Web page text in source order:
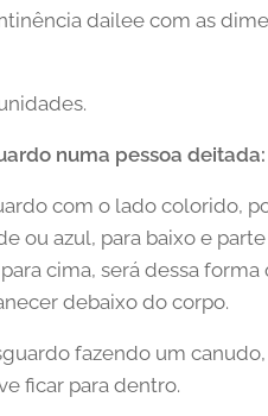
dailee com as
numa pessoa deitada:
com o lado colorido,
ou azul, para baixo e parte
cima, será dessa forma
debaixo do corpo.
fazendo um
ficar para dentro.